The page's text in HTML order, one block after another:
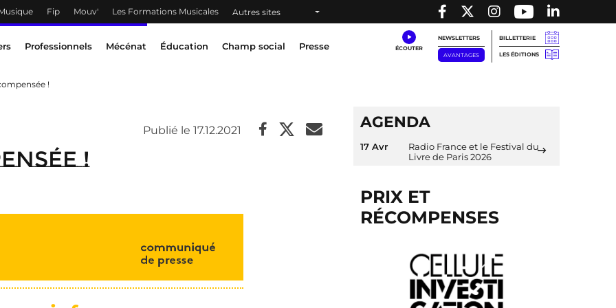
Fip Mouv' Les Formations Musicales Autres sites
Professionnels Mécénat Éducation Champ social Presse
NEWSLETTERS
AVANTAGES
BILLETTERIE
LES ÉDITIONS
!
!
Publié le 17.12.2021 AGENDA
17 Avr
Radio France et le Festival du
Livre de Paris 2026
PRIX ET
RÉCOMPENSES